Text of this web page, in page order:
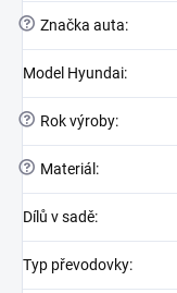
? Značka auta:
Model Hyundai:
? Rok výroby:
? Materiál :
Dílů v sadě:
Typ převodovky: